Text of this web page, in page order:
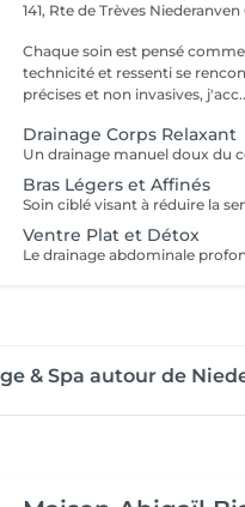
141, Rte de Trèves Niederanven
Chaque soin est pensé
technicité et ressenti se rencontrent. A travers des
précises et non invasives,
Drainage Corps Relaxant
Bras Légers et Affinés
Ventre Plat et Détox
& Spa autour de